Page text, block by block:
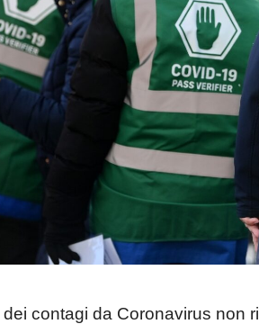
dei contagi da Coronavirus non